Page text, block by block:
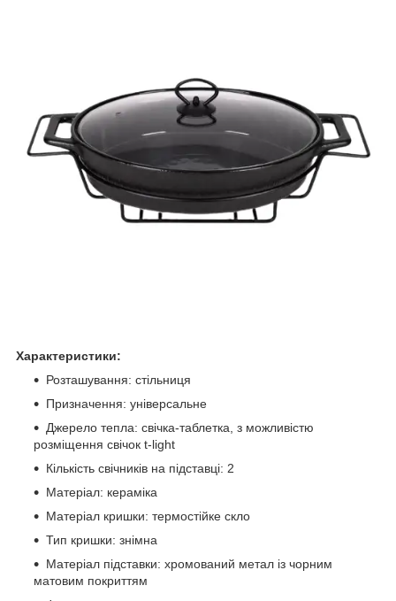
Характеристики:
Розташування: стільниця
Призначення: універсальне
Джерело тепла: свічка-таблетка, з можливістю
розміщення свічок t-light
Кількість свічників на підставці: 2
Матеріал: кераміка
Матеріал кришки: термостійке скло
Тип кришки: знімна
Матеріал підставки: хромований метал із чорним
матовим покриттям